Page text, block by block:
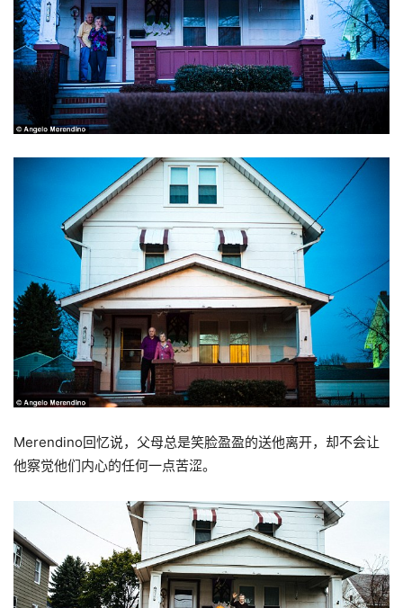
Merendino回忆说，父母总是笑脸盈盈的送他离开，却不会让
他察觉他们内心的任何一点苦涩。